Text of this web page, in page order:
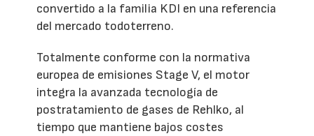
convertido a la familia KDI en una referencia
del mercado todoterreno.
Totalmente conforme con la normativa
europea de emisiones Stage V, el motor
integra la avanzada tecnología de
postratamiento de gases de Rehlko, al
tiempo que mantiene bajos costes